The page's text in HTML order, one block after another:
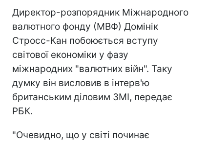
Директор-розпорядник Міжнародного
валютного фонду (МВФ) Домінік
Стросс-Кан побоюється вступу
світової економіки у фазу
міжнародних "валютних війн". Таку
думку він висловив в інтерв'ю
британським діловим ЗМІ, передає
РБК.
"Очевидно, що у світі починає